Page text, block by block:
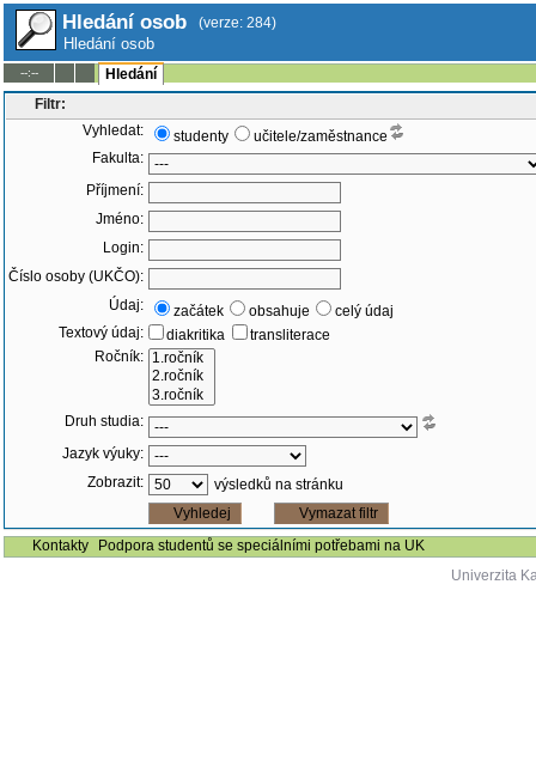
Hledání osob (verze: 284)
Hledání osob
--:--
Hledání
Filtr:
Vyhledat:
studenty
učitele/zaměstnance
Fakulta:
Příjmení:
Jméno:
Login:
Číslo osoby (UKČO):
Údaj:
začátek obsahuje
celý údaj
Textový údaj:
diakritika
transliterace
Ročník:
Druh studia:
Jazyk výuky:
Zobrazit:
výsledků na stránku
Kontakty
Podpora studentů se speciálními potřebami na UK
Univerzita